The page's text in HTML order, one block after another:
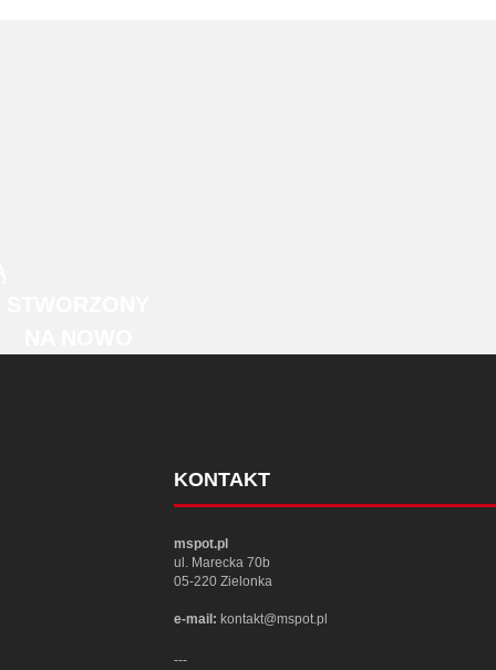
KONTAKT
mspot.pl
ul. Marecka 70b
05-220 Zielonka
e-mail: kontakt@mspot.pl
---